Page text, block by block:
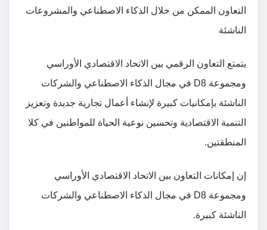
التعاون الممكن من خلال الذكاء الاصطناعي والمشروعات
الناشئة
يتمتع التعاون الرقمي بين الاتحاد الاقتصادي الأوراسي
ومجموعة D8 في مجال الذكاء الاصطناعي والشركات
الناشئة بإمكانيات كبيرة لإنشاء أعمال تجارية جديدة وتعزيز
التنمية الاقتصادية وتحسين نوعية الحياة للمواطنين في كلا
المنطقتين.
إن إمكانات التعاون بين الاتحاد الاقتصادي الأوراسي
ومجموعة D8 في مجال الذكاء الاصطناعي والشركات
الناشئة كبيرة.